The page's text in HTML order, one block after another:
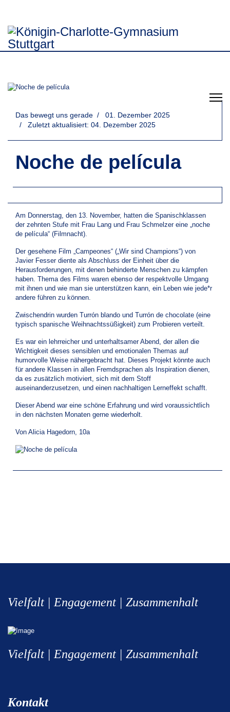
Das bewegt uns gerade
01. Dezember 2025
Zuletzt aktualisiert: 04. Dezember 2025
Noche de película
Am Donnerstag, den 13. November, hatten die Spanischklassen
der zehnten Stufe mit Frau Lang und Frau Schmelzer eine „noche
de película“ (Filmnacht).
Der gesehene Film „Campeones“ („Wir sind Champions“) von
Javier Fesser diente als Abschluss der Einheit über die
Herausforderungen, mit denen behinderte Menschen zu kämpfen
haben. Thema des Films waren ebenso der respektvolle Umgang
mit ihnen und wie man sie unterstützen kann, ein Leben wie jede*r
andere führen zu können.
Zwischendrin wurden Turrón blando und Turrón de chocolate (eine
typisch spanische Weihnachtssüßigkeit) zum Probieren verteilt.
Es war ein lehrreicher und unterhaltsamer Abend, der allen die
Wichtigkeit dieses sensiblen und emotionalen Themas auf
humorvolle Weise nähergebracht hat. Dieses Projekt könnte auch
für andere Klassen in allen Fremdsprachen als Inspiration dienen,
da es zusätzlich motiviert, sich mit dem Stoff
auseinanderzusetzen, und einen nachhaltigen Lerneffekt schafft.
Dieser Abend war eine schöne Erfahrung und wird voraussichtlich
in den nächsten Monaten gerne wiederholt.
Von Alicia Hagedorn, 10a
Vielfalt | Engagement | Zusammenhalt
Vielfalt | Engagement | Zusammenhalt
Kontakt